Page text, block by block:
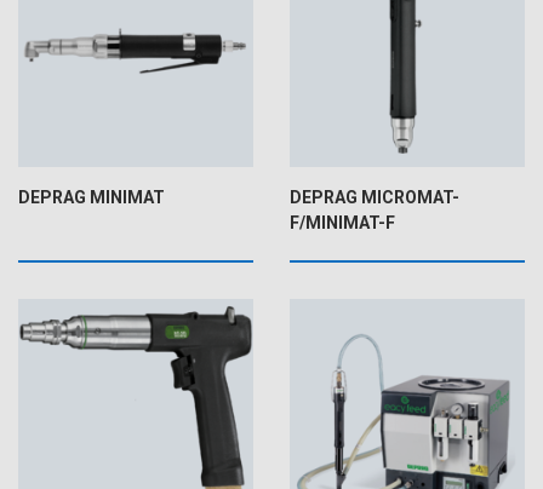
DEPRAG MINIMAT
DEPRAG MICROMAT-
F/MINIMAT-F